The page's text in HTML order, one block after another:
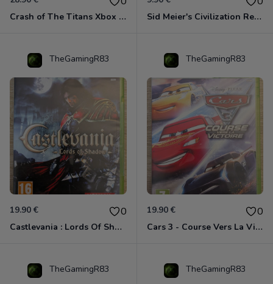
Crash of The Titans Xbox 360 Sid Meier's Civilization Revolution Xbox 360
TheGamingR83
19.90 € 0
Castlevania : Lords Of Shadow Xbox 360
TheGamingR83
19.90 € 0
Cars 3 - Course Vers La Victoire Xbox 360
TheGamingR83 TheGamingR83